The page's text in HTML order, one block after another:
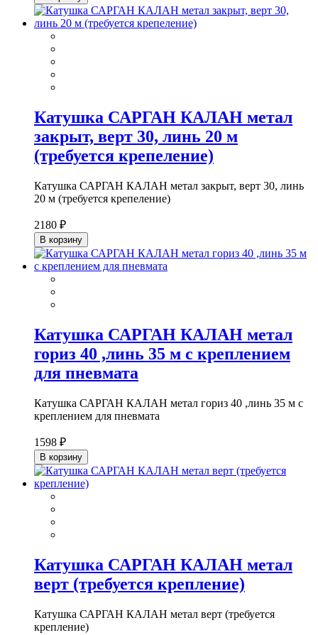
Катушка САРГАН КАЛАН метал
закрыт, верт 30, линь 20 м
(требуется крепеление)
Катушка САРГАН КАЛАН метал закрыт, верт 30, линь
20 м (требуется крепеление)
2180 ₽
В корзину
Катушка САРГАН КАЛАН метал
гориз 40 ,линь 35 м с креплением
для пневмата
Катушка САРГАН КАЛАН метал гориз 40 ,линь 35 м с
креплением для пневмата
1598 ₽
В корзину
Катушка САРГАН КАЛАН метал
верт (требуется крепление)
Катушка САРГАН КАЛАН метал верт (требуется
крепление)